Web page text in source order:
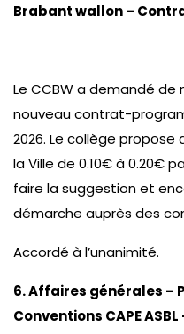
Brabant wallon –
Le CCBW a demandé
nouveau contrat-
2026. Le collège
la Ville de 0.10€ à 0.20€
faire la suggestion et
démarche auprès des
Accordé à l’unanimité.
6. Affaires générales –
Conventions CAPE